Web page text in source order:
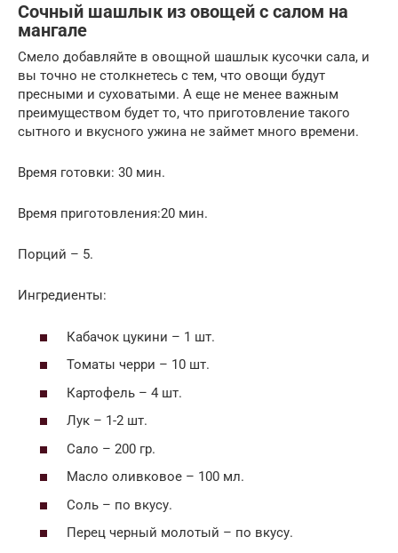
Сочный шашлык из овощей с салом на
мангале
Смело добавляйте в овощной шашлык кусочки сала, и
вы точно не столкнетесь с тем, что овощи будут
пресными и суховатыми. А еще не менее важным
преимуществом будет то, что приготовление такого
сытного и вкусного ужина не займет много времени.
Время готовки: 30 мин.
Время приготовления:20 мин.
Порций – 5.
Ингредиенты:
Кабачок цукини – 1 шт.
Томаты черри – 10 шт.
Картофель – 4 шт.
Лук – 1-2 шт.
Сало – 200 гр.
Масло оливковое – 100 мл.
Соль – по вкусу.
Перец черный молотый – по вкусу.